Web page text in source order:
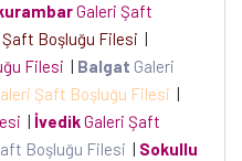
Galeri Şaft
Şaft Boşluğu Filesi |
Filesi | Balgat Galeri
Şaft Boşluğu Filesi |
| İvedikGaleri Şaft
Boşluğu Filesi | Sokullu